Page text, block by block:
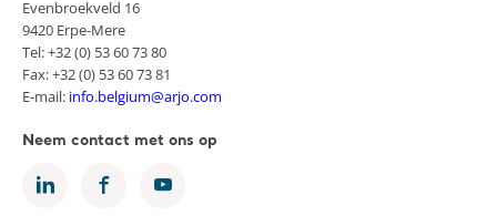
Evenbroekveld 16
9420 Erpe-Mere
Tel: +32 (0) 53 60 73 80
Fax: +32 (0) 53 60 73 81
E-mail: info.belgium@arjo.com
Neem contact met ons op